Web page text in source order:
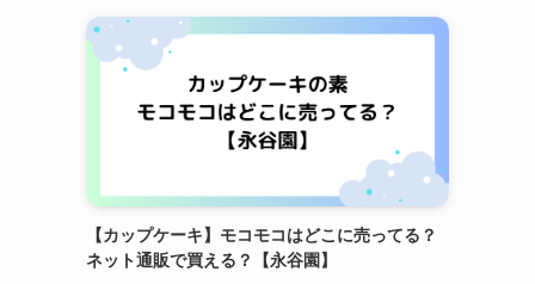
【カップケーキ】モコモコはどこに売ってる？
ネット通販で買える？【永谷園】